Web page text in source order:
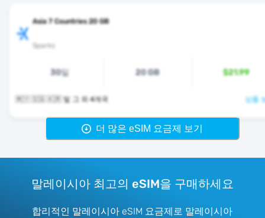
Asia 7 Countries 20 GB
Sparks
30일 20 GB $21.99
🇲🇾 🇸🇬 🇰🇷 및 그 외 4개국 상품
더 많은 eSIM 요금제 보기
말레이시아 최고의 eSIM을 구매하세요
합리적인 말레이시아 eSIM 요금제로 말레이시아